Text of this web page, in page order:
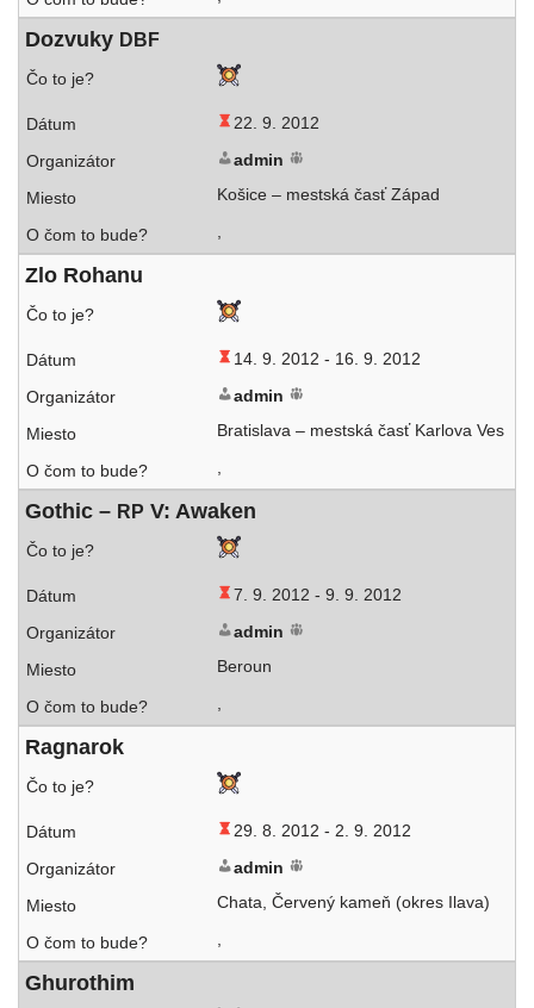
Dozvuky DBF
22. 9. 2012
admin
Košice – mest­ská časť Západ
,
Zlo Rohanu
14. 9. 2012 - 16. 9. 2012
admin
Bratislava – mest­ská časť Karlova Ves
,
Gothic – RP V: Awaken
7. 9. 2012 - 9. 9. 2012
admin
Beroun
,
Ragnarok
29. 8. 2012 - 2. 9. 2012
admin
Chata, Červený kameň (okres Ilava)
,
Ghurothim